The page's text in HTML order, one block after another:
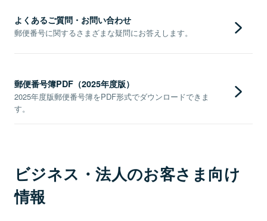
よくあるご質問・お問い合わせ
郵便番号に関するさまざまな疑問にお答えします。
郵便番号簿PDF（2025年度版）
2025年度版郵便番号簿をPDF形式でダウンロードできま
す。
ビジネス・法人のお客さま向け
情報